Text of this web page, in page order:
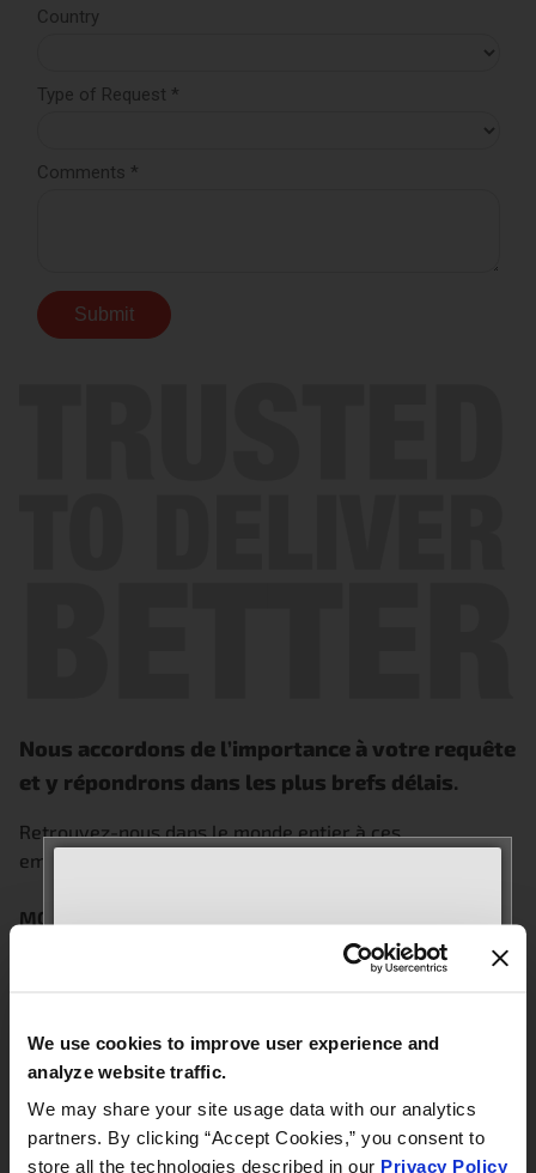
We use cookies to improve user experience and
analyze website traffic.
We may share your site usage data with our analytics
partners. By clicking “Accept Cookies,” you consent to
store all the technologies described in our Privacy Policy
Nous accordons de l’importance à votre requête
et y répondrons dans les plus brefs délais.
Retrouvez-nous dans le monde entier à ces
emplacements :
MOTORAD USA
technique : +1-866-690-4357
200 Hembree Park Drive Suite R
Roswell, GA 30076
MEET WITH US AT
September 8–12, 2026
Book your meeting NOW